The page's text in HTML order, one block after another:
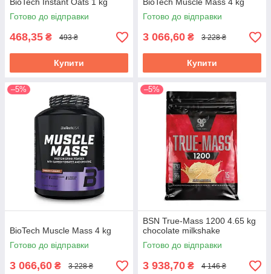
Готово до відправки
468,35 ₴ 493 ₴
Купити
Готово до відправки
3 066,60 ₴ 3 228 ₴
Купити
–5%
BioTech Muscle Mass 4 kg
Готово до відправки
3 066,60 ₴ 3 228 ₴
–5%
BSN True-Mass 1200 4.65 kg
chocolate milkshake
Готово до відправки
3 938,70 ₴ 4 146 ₴